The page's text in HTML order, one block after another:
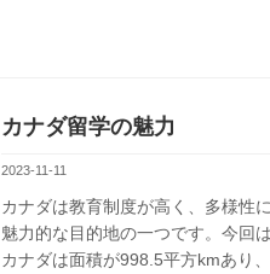
カナダ留学の魅力
2023-11-11
カナダは教育制度が高く、多様性
魅力的な目的地の一つです。今回
カナダは面積が998.5平方kmあり